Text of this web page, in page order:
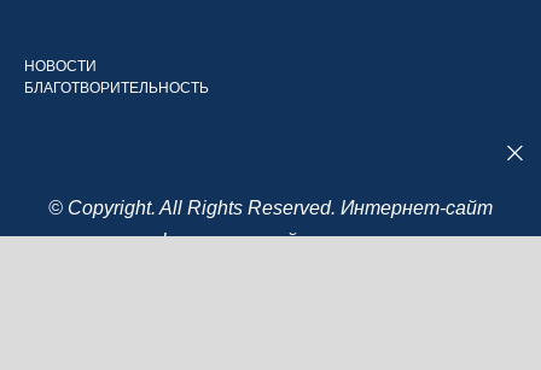
НОВОСТИ
БЛАГОТВОРИТЕЛЬНОСТЬ
© Copyright. All Rights Reserved. Интернет-сайт
носит информационный характер и ни при